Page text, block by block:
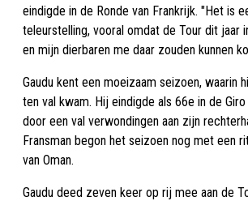
eindigde in de Ronde van Frankrijk. "Het is
teleurstelling, vooral omdat de Tour dit jaar
en mijn dierbaren me daar zouden kunnen
Gaudu kent een moeizaam seizoen, waarin
ten val kwam. Hij eindigde als 66e in de
door een val verwondingen aan zijn
Fransman begon het seizoen nog met een
van Oman.
Gaudu deed zeven keer op rij mee aan de